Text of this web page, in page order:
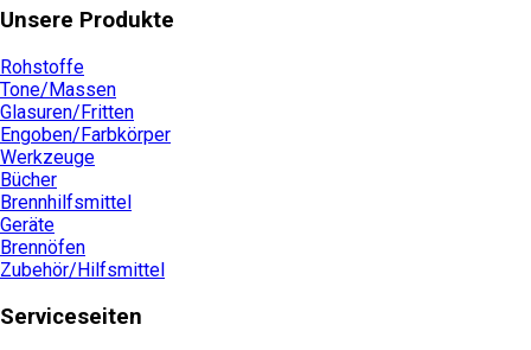
Unsere Produkte
Rohstoffe
Tone/Massen
Glasuren/Fritten
Engoben/Farbkörper
Werkzeuge
Bücher
Brennhilfsmittel
Geräte
Brennöfen
Zubehör/Hilfsmittel
Serviceseiten